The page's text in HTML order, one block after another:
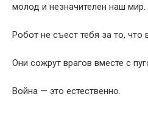
молод и незначителен наш мир.
Робот не съест тебя за то,
Они сожрут врагов вместе с
Война — это естественно.